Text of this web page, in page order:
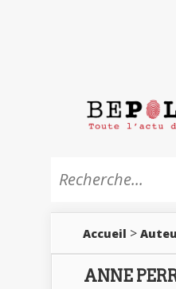
Accueil >
ANNE